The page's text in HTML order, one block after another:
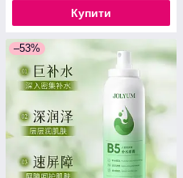
Купити
–53%